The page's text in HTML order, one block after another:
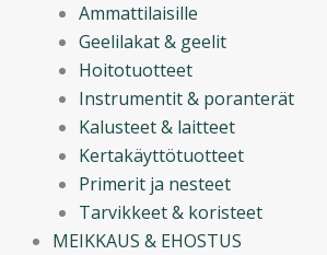
Ammattilaisille
Geelilakat & geelit
Hoitotuotteet
Instrumentit & poranterät
Kalusteet & laitteet
Kertakäyttötuotteet
Primerit ja nesteet
Tarvikkeet & koristeet
MEIKKAUS & EHOSTUS